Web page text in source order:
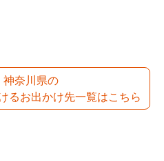
神奈川県の
るお出かけ先一覧はこちら